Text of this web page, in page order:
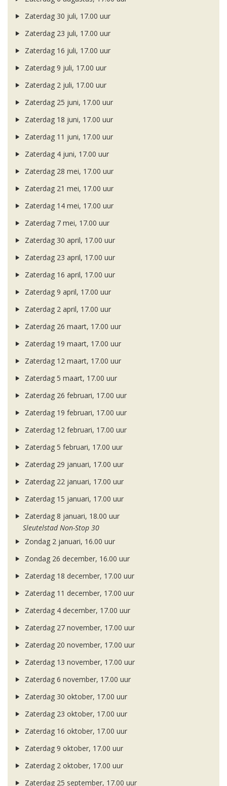
Zaterdag 30 juli, 17.00 uur
Zaterdag 23 juli, 17.00 uur
Zaterdag 16 juli, 17.00 uur
Zaterdag 9 juli, 17.00 uur
Zaterdag 2 juli, 17.00 uur
Zaterdag 25 juni, 17.00 uur
Zaterdag 18 juni, 17.00 uur
Zaterdag 11 juni, 17.00 uur
Zaterdag 4 juni, 17.00 uur
Zaterdag 28 mei, 17.00 uur
Zaterdag 21 mei, 17.00 uur
Zaterdag 14 mei, 17.00 uur
Zaterdag 7 mei, 17.00 uur
Zaterdag 30 april, 17.00 uur
Zaterdag 23 april, 17.00 uur
Zaterdag 16 april, 17.00 uur
Zaterdag 9 april, 17.00 uur
Zaterdag 2 april, 17.00 uur
Zaterdag 26 maart, 17.00 uur
Zaterdag 19 maart, 17.00 uur
Zaterdag 12 maart, 17.00 uur
Zaterdag 5 maart, 17.00 uur
Zaterdag 26 februari, 17.00 uur
Zaterdag 19 februari, 17.00 uur
Zaterdag 12 februari, 17.00 uur
Zaterdag 5 februari, 17.00 uur
Zaterdag 29 januari, 17.00 uur
Zaterdag 22 januari, 17.00 uur
Zaterdag 15 januari, 17.00 uur
Zaterdag 8 januari, 18.00 uur
Sleutelstad Non-Stop 30
Zondag 2 januari, 16.00 uur
Zondag 26 december, 16.00 uur
Zaterdag 18 december, 17.00 uur
Zaterdag 11 december, 17.00 uur
Zaterdag 4 december, 17.00 uur
Zaterdag 27 november, 17.00 uur
Zaterdag 20 november, 17.00 uur
Zaterdag 13 november, 17.00 uur
Zaterdag 6 november, 17.00 uur
Zaterdag 30 oktober, 17.00 uur
Zaterdag 23 oktober, 17.00 uur
Zaterdag 16 oktober, 17.00 uur
Zaterdag 9 oktober, 17.00 uur
Zaterdag 2 oktober, 17.00 uur
Zaterdag 25 september, 17.00 uur